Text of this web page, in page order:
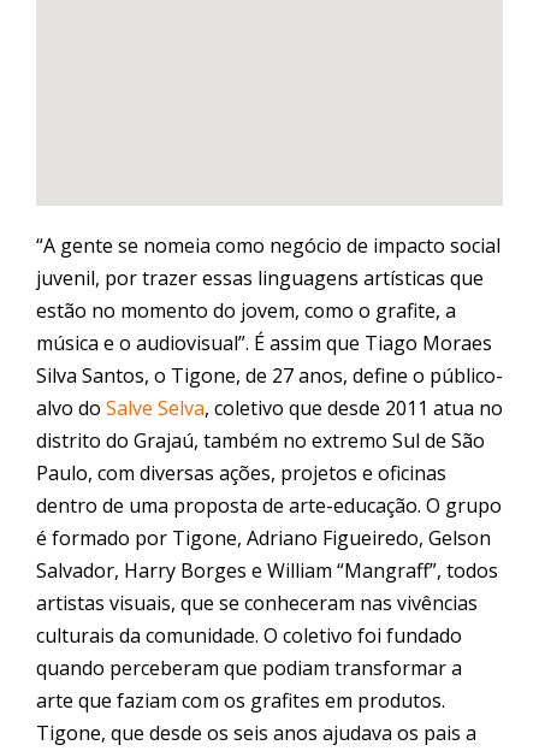
“A gente se nomeia como negócio de impacto social
juvenil, por trazer essas linguagens artísticas que
estão no momento do jovem, como o grafite, a
música e o audiovisual”. É assim que Tiago Moraes
Silva Santos, o Tigone, de 27 anos, define o público-
alvo do Salve Selva, coletivo que desde 2011 atua no
distrito do Grajaú, também no extremo Sul de São
Paulo, com diversas ações, projetos e oficinas
dentro de uma proposta de arte-educação. O grupo
é formado por Tigone, Adriano Figueiredo, Gelson
Salvador, Harry Borges e William “Mangraff”, todos
artistas visuais, que se conheceram nas vivências
culturais da comunidade. O coletivo foi fundado
quando perceberam que podiam transformar a
arte que faziam com os grafites em produtos.
Tigone, que desde os seis anos ajudava os pais a